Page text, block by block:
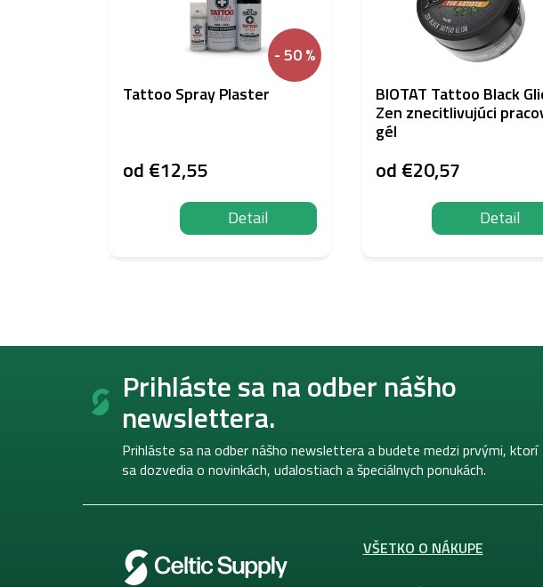
- 50 %
Tattoo Spray Plaster
od €12,55
Detail
BIOTAT Tattoo Black
Zen znecitlivujúci
gél
od €20,57
Detail
Z
Prihláste sa na odber nášho
newslettera.
Prihláste sa na odber nášho newslettera a budete medzi prvými, ktorí
sa dozvedia o novinkách, udalostiach a špeciálnych ponukách.
VŠETKO O NÁKUPE